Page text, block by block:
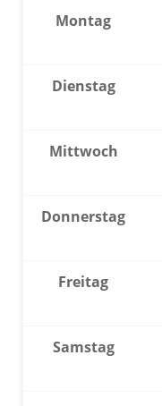
Montag
Dienstag
Mittwoch
Donnerstag
Freitag
Samstag